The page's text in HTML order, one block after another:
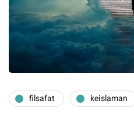
filsafat keislaman